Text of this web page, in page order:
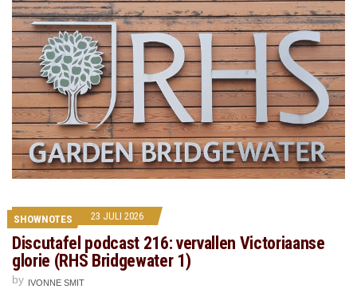
SHOWNOTES 23 JULI 2026
Discutafel podcast 216: vervallen Victoriaanse
glorie (RHS Bridgewater 1)
by IVONNE SMIT